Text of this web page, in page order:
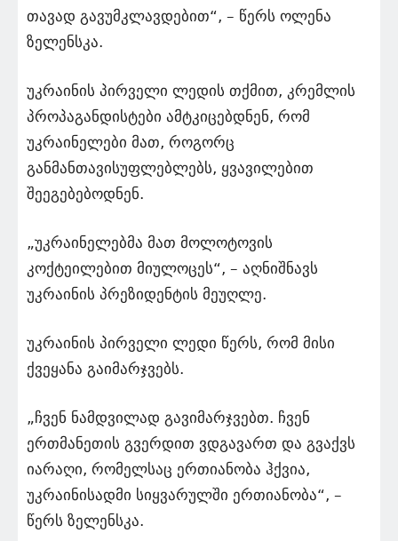
თავად გავუმკლავდებით“, – წერს ოლენა
ზელენსკა.
უკრაინის პირველი ლედის თქმით, კრემლის
პროპაგანდისტები ამტკიცებდნენ, რომ
უკრაინელები მათ, როგორც
განმანთავისუფლებლებს, ყვავილებით
შეეგებებოდნენ.
„უკრაინელებმა მათ მოლოტოვის
კოქტეილებით მიულოცეს“, – აღნიშნავს
უკრაინის პრეზიდენტის მეუღლე.
უკრაინის პირველი ლედი წერს, რომ მისი
ქვეყანა გაიმარჯვებს.
„ჩვენ ნამდვილად გავიმარჯვებთ. ჩვენ
ერთმანეთის გვერდით ვდგავართ და გვაქვს
იარაღი, რომელსაც ერთიანობა ჰქვია,
უკრაინისადმი სიყვარულში ერთიანობა“, –
წერს ზელენსკა.